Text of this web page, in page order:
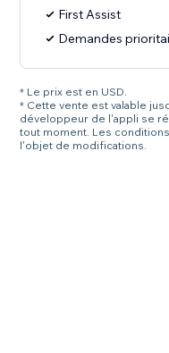
First Assist
Demandes
* Le prix est en USD.
* Cette vente est valable
développeur de l'appli se
tout moment. Les
l'objet de modifications.